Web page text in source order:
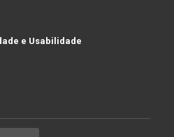
e Usabilidade